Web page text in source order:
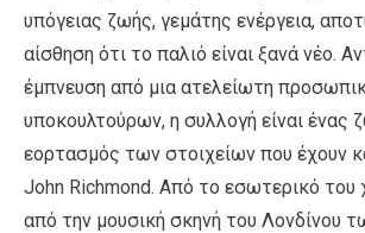
υπόγειας ζωής, γεμάτης ενέργεια,
αίσθηση ότι το παλιό είναι ξανά νέο.
έμπνευση από μια ατελείωτη
υποκουλτούρων, η συλλογή είναι ένας
εορτασμός των στοιχείων που έχουν
John Richmond. Από το εσωτερικό του
από την μουσική σκηνή του Λονδίνου